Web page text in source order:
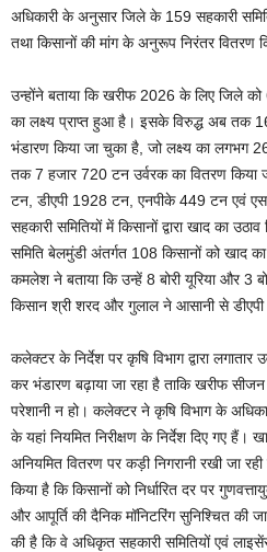
अधिकारी के अनुसार जिले के 159 सहकारी
तथा किसानों की मांग के अनुरूप निरंतर वितरण
उन्होंने बताया कि खरीफ 2026 के लिए जिले को
का लक्ष्य प्राप्त हुआ है। इसके विरुद्ध अब तक
भंडारण किया जा चुका है, जो लक्ष्य का लगभग
तक 7 हजार 720 टन उर्वरक का वितरण किया
टन, डीएपी 1928 टन, एनपीके 449 टन एवं
सहकारी समितियों में किसानों द्वारा खाद का
समिति बेलमुंडी अंतर्गत 108 किसानों को खाद
कमलेश ने बताया कि उन्हें 8 बोरी यूरिया और 3
किसान श्री शरद और गुलाल ने आसानी से डीएपी
कलेक्टर के निर्देश पर कृषि विभाग द्वारा लगातार
कर भंडारण बढ़ाया जा रहा है ताकि खरीफ सीजन
परेशानी न हो। कलेक्टर ने कृषि विभाग के
के यहां नियमित निरीक्षण के निर्देश दिए गए हैं।
अनियमित वितरण पर कड़ी निगरानी रखी जा रही
किया है कि किसानों को निर्धारित दर पर
और आपूर्ति की दैनिक मॉनिटरिंग सुनिश्चित की
की है कि वे अधिकृत सहकारी समितियों एवं